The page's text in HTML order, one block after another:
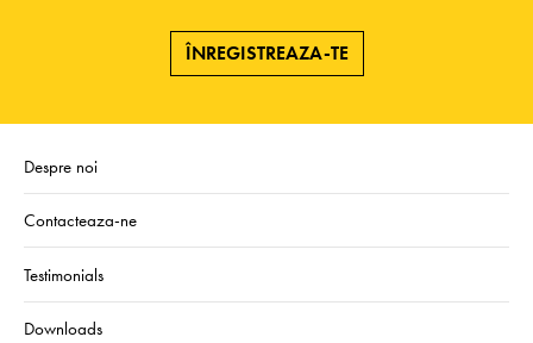
ÎNREGISTREAZA-TE
Despre noi
Contacteaza-ne
Testimonials
Downloads